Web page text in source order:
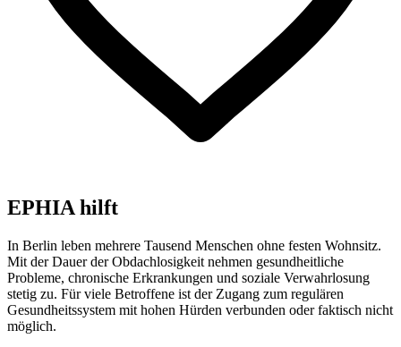
EPHIA hilft
In Berlin leben mehrere Tausend Menschen ohne festen Wohnsitz.
Mit der Dauer der Obdachlosigkeit nehmen gesundheitliche
Probleme, chronische Erkrankungen und soziale Verwahrlosung
stetig zu. Für viele Betroffene ist der Zugang zum regulären
Gesundheitssystem mit hohen Hürden verbunden oder faktisch nicht
möglich.